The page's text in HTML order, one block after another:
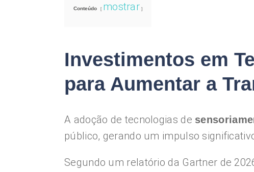
Conteúdo mostrar
Investimentos em
para Aumentar a
A adoção de tecnologias de
público, gerando um impulso
Segundo um relatório da Gartner de